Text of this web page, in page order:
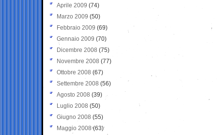
Aprile 2009 (74)
Marzo 2009 (50)
Febbraio 2009 (69)
Gennaio 2009 (70)
Dicembre 2008 (75)
Novembre 2008 (77)
Ottobre 2008 (67)
Settembre 2008 (56)
Agosto 2008 (39)
Luglio 2008 (50)
Giugno 2008 (55)
Maggio 2008(63)